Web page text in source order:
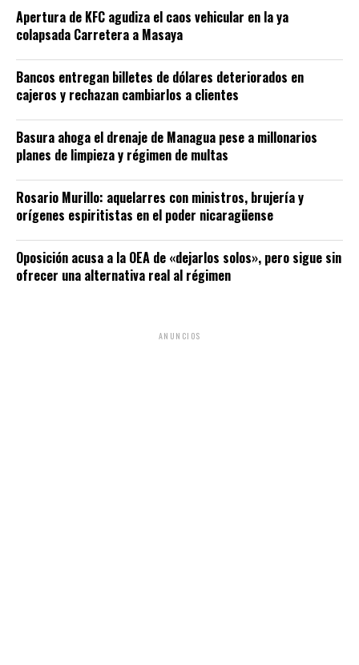
Apertura de KFC agudiza el caos vehicular en la ya
colapsada Carretera a Masaya
Bancos entregan billetes de dólares deteriorados en
cajeros y rechazan cambiarlos a clientes
Basura ahoga el drenaje de Managua pese a millonarios
planes de limpieza y régimen de multas
Rosario Murillo: aquelarres con ministros, brujería y
orígenes espiritistas en el poder nicaragüense
Oposición acusa a la OEA de «dejarlos solos», pero sigue sin
ofrecer una alternativa real al régimen
ANUNCIOS